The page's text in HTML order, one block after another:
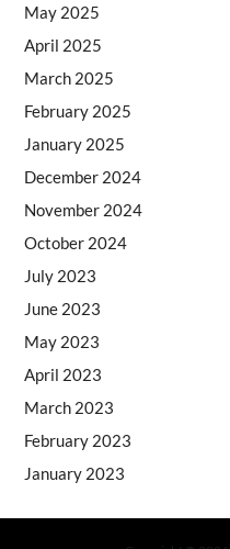
May 2025
April 2025
March 2025
February 2025
January 2025
December 2024
November 2024
October 2024
July 2023
June 2023
May 2023
April 2023
March 2023
February 2023
January 2023